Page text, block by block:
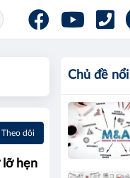
Theo dõi
lỡ hẹn
Chủ đề